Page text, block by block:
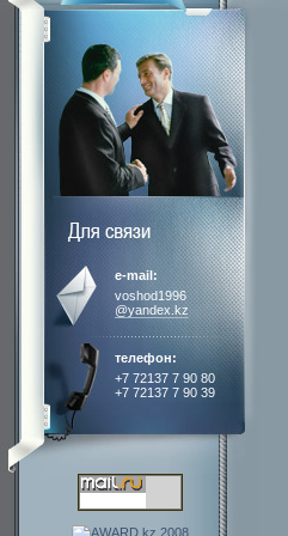
e-mail:
voshod1996
@yandex.kz
телефон:
+7 72137 7 90 80
+7 72137 7 90 39